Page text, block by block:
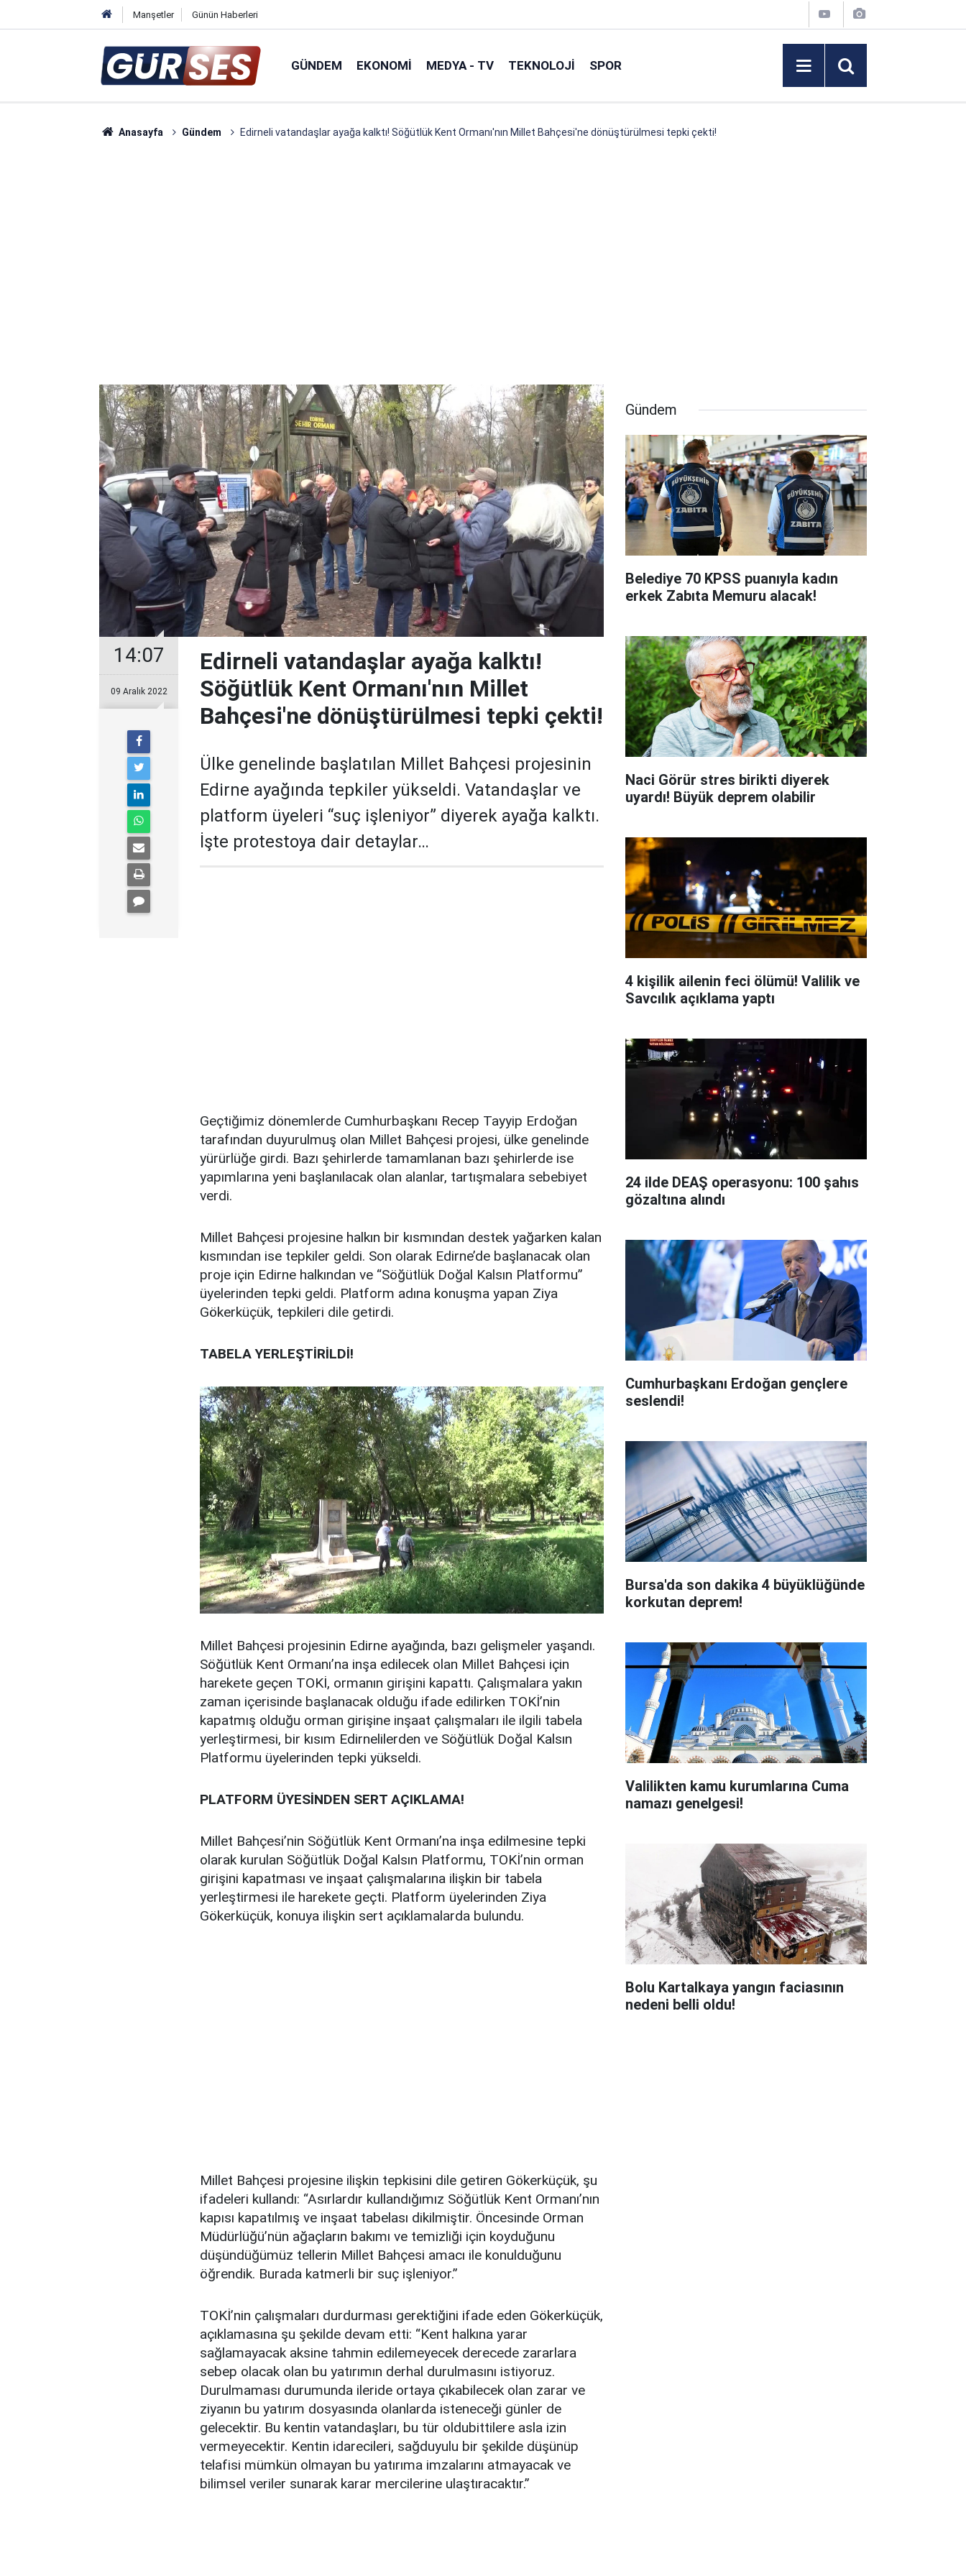
Manşetler Günün Haberleri
GÜNDEM EKONOMI MEDYA - TV TEKNOLOJI SPOR
Anasayfa Gündem Edirneli vatandaşlar ayağa kalktı! Söğütlük Kent Ormanı'nın Millet Bahçesi'ne dönüştürülmesi tepki çekti!
14:07
09 Aralık 2022
Edirneli vatandaşlar ayağa kalktı!
Söğütlük Kent Ormanı'nın Millet
Bahçesi'ne dönüştürülmesi tepki çekti!
Ülke genelinde başlatılan Millet Bahçesi projesinin
Edirne ayağında tepkiler yükseldi. Vatandaşlar ve
platform üyeleri “suç işleniyor” diyerek ayağa kalktı.
İşte protestoya dair detaylar…
Geçtiğimiz dönemlerde Cumhurbaşkanı Recep Tayyip Erdoğan
tarafından duyurulmuş olan Millet Bahçesi projesi, ülke genelinde
yürürlüğe girdi. Bazı şehirlerde tamamlanan bazı şehirlerde ise
yapımlarına yeni başlanılacak olan alanlar, tartışmalara sebebiyet
verdi.
Millet Bahçesi projesine halkın bir kısmından destek yağarken kalan
kısmından ise tepkiler geldi. Son olarak Edirne’de başlanacak olan
proje için Edirne halkından ve “Söğütlük Doğal Kalsın Platformu”
üyelerinden tepki geldi. Platform adına konuşma yapan Ziya
Gökerküçük, tepkileri dile getirdi.
TABELA YERLEŞTİRİLDİ!
Millet Bahçesi projesinin Edirne ayağında, bazı gelişmeler yaşandı.
Söğütlük Kent Ormanı’na inşa edilecek olan Millet Bahçesi için
harekete geçen TOKİ, ormanın girişini kapattı. Çalışmalara yakın
zaman içerisinde başlanacak olduğu ifade edilirken TOKİ’nin
kapatmış olduğu orman girişine inşaat çalışmaları ile ilgili tabela
yerleştirmesi, bir kısım Edirnelilerden ve Söğütlük Doğal Kalsın
Platformu üyelerinden tepki yükseldi.
PLATFORM ÜYESİNDEN SERT AÇIKLAMA!
Millet Bahçesi’nin Söğütlük Kent Ormanı’na inşa edilmesine tepki
olarak kurulan Söğütlük Doğal Kalsın Platformu, TOKİ’nin orman
girişini kapatması ve inşaat çalışmalarına ilişkin bir tabela
yerleştirmesi ile harekete geçti. Platform üyelerinden Ziya
Gökerküçük, konuya ilişkin sert açıklamalarda bulundu.
Millet Bahçesi projesine ilişkin tepkisini dile getiren Gökerküçük, şu
ifadeleri kullandı: “Asırlardır kullandığımız Söğütlük Kent Ormanı’nın
kapısı kapatılmış ve inşaat tabelası dikilmiştir. Öncesinde Orman
Müdürlüğü’nün ağaçların bakımı ve temizliği için koyduğunu
düşündüğümüz tellerin Millet Bahçesi amacı ile konulduğunu
öğrendik. Burada katmerli bir suç işleniyor.”
TOKİ’nin çalışmaları durdurması gerektiğini ifade eden Gökerküçük,
açıklamasına şu şekilde devam etti: “Kent halkına yarar
sağlamayacak aksine tahmin edilemeyecek derecede zararlara
sebep olacak olan bu yatırımın derhal durulmasını istiyoruz.
Durulmaması durumunda ileride ortaya çıkabilecek olan zarar ve
ziyanın bu yatırım dosyasında olanlarda isteneceği günler de
gelecektir. Bu kentin vatandaşları, bu tür oldubittilere asla izin
vermeyecektir. Kentin idarecileri, sağduyulu bir şekilde düşünüp
telafisi mümkün olmayan bu yatırıma imzalarını atmayacak ve
bilimsel veriler sunarak karar mercilerine ulaştıracaktır.”
Gündem
Belediye 70 KPSS puanıyla kadın
erkek Zabıta Memuru alacak!
Naci Görür stres birikti diyerek
uyardı! Büyük deprem olabilir
4 kişilik ailenin feci ölümü! Valilik ve
Savcılık açıklama yaptı
24 ilde DEAŞ operasyonu: 100 şahıs
gözaltına alındı
Cumhurbaşkanı Erdoğan gençlere
seslendi!
Bursa'da son dakika 4 büyüklüğünde
korkutan deprem!
Valilikten kamu kurumlarına Cuma
namazı genelgesi!
Bolu Kartalkaya yangın faciasının
nedeni belli oldu!